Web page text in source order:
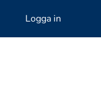
Logga in